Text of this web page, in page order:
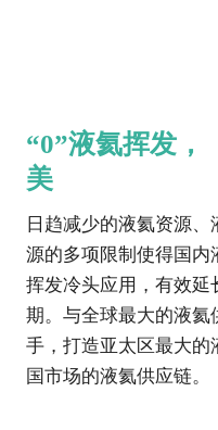
“0”液氦挥发，
美
日趋减少的液氦资源
源的多项限制使得国内
挥发冷头应用，有效延
期。与全球最大的液氦
手，打造亚太区最大的
国市场的液氦供应链。